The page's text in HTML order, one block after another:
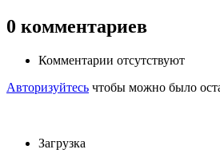
0 комментариев
Комментарии отсутствуют
Авторизуйтесь чтобы можно было
Загрузка